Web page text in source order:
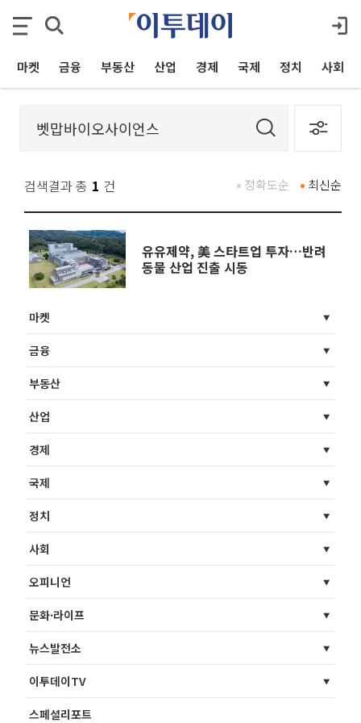
마켓 금융 부동산 산업 경제 국제 정치 사회
검색결과 총 1 건 최신순
정확도순
유유제약, 美 스타트업 투자…반려
동물 산업 진출 시동
마켓
금융
부동산
산업
경제
국제
정치
사회
오피니언
문화·라이프
뉴스발전소
이투데이TV
스페셜리포트